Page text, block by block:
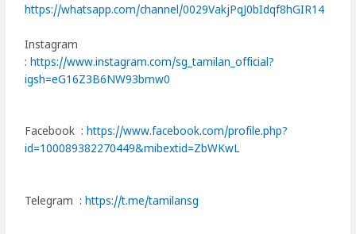
https://whatsapp.com/channel/0029VakjPqJ0bIdqf8hGIR14
Instagram
:https://www.instagram.com/sg_tamilan_official?
igsh=eG16Z3B6NW93bmw0
Facebook :https://www.facebook.com/profile.php?
id=100089382270449&mibextid=ZbWKwL
Telegram :https://t.me/tamilansg